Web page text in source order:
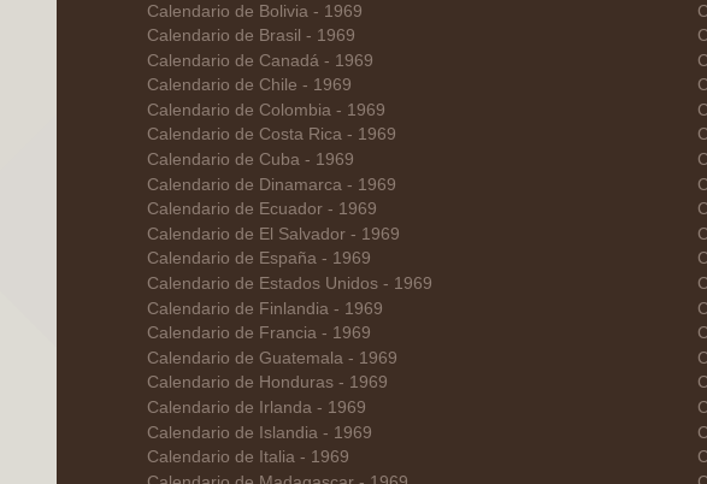
Calendario de Bolivia - 1969
Calendario de Brasil - 1969
Calendario de Canadá - 1969
Calendario de Chile - 1969
Calendario de Colombia - 1969
Calendario de Costa Rica - 1969
Calendario de Cuba - 1969
Calendario de Dinamarca - 1969
Calendario de Ecuador - 1969
Calendario de El Salvador - 1969
Calendario de España - 1969
Calendario de Estados Unidos - 1969
Calendario de Finlandia - 1969
Calendario de Francia - 1969
Calendario de Guatemala - 1969
Calendario de Honduras - 1969
Calendario de Irlanda - 1969
Calendario de Islandia - 1969
Calendario de Italia - 1969